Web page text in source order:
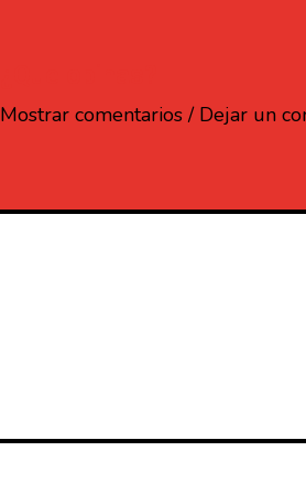
Mostrar comentarios / Dejar un